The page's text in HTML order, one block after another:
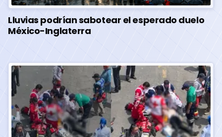
Lluvias podrían sabotear el esperado duelo
México-Inglaterra